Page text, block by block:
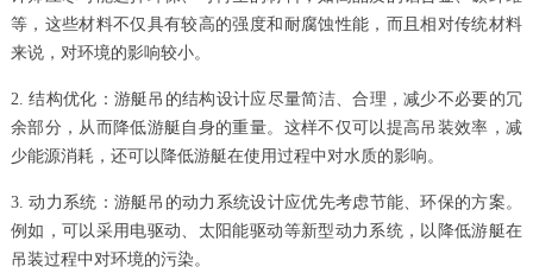
等，这些材料不仅具有较高的强度和耐腐蚀性能，而且相对传统材料
来说，对环境的影响较小。
2. 结构优化：游艇吊的结构设计应尽量简洁、合理，减少不必要的冗
余部分，从而降低游艇自身的重量。这样不仅可以提高吊装效率，减
少能源消耗，还可以降低游艇在使用过程中对水质的影响。
3. 动力系统：游艇吊的动力系统设计应优先考虑节能、环保的方案。
例如，可以采用电驱动、太阳能驱动等新型动力系统，以降低游艇在
吊装过程中对环境的污染。